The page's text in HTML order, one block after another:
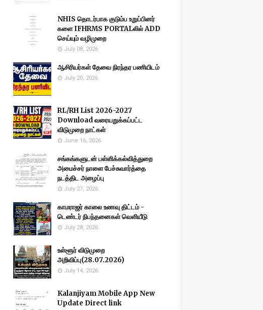
NHIS தொடர்பாக குடும்ப உறுப்பினர்
களை IFHRMS PORTALலில் ADD
செய்யும் வழிமுறை
July 08, 2026
ஆசிரியர்கள் தேவை நிரந்தர பணியிடம்
July 20, 2026
RL/RH List 2026-2027
Download வரையறுக்கப்பட்ட
விடுமுறை நாட்கள்
June 16, 2026
சங்கங்களுடன் பள்ளிக்கல்வித்துறை
அமைச்சர் நாளை பேச்சுவார்த்தை
நடத்திட அழைப்பு
July 27, 2026
காமராஜர் காலை உணவு திட்டம் -
டெண்டர் நிபந்தனைகள் வெளியீடு
July 28, 2026
உள்ளூர் விடுமுறை
அறிவிப்பு(28.07.2026)
July 14, 2026
Kalanjiyam Mobile App New
Update Direct link